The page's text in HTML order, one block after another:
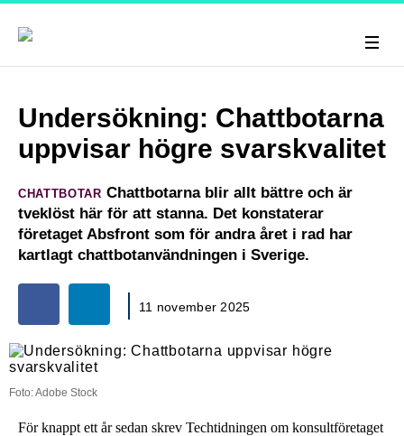
Undersökning: Chattbotarna
uppvisar högre svarskvalitet
CHATTBOTAR Chattbotarna blir allt bättre och är
tveklöst här för att stanna. Det konstaterar
företaget Absfront som för andra året i rad har
kartlagt chattbotanvändningen i Sverige.
11 november 2025
Foto: Adobe Stock
För knappt ett år sedan skrev Techtidningen om konsultföretaget